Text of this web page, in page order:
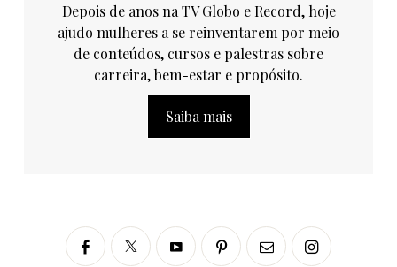
Depois de anos na TV Globo e Record, hoje
ajudo mulheres a se reinventarem por meio
de conteúdos, cursos e palestras sobre
carreira, bem-estar e propósito.
Saiba mais